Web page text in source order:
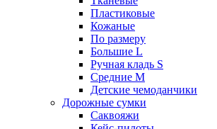
Пластиковые
Кожаные
По размеру
Большие L
Ручная кладь S
Средние M
Детские чемоданчики
Дорожные сумки
Саквояжи